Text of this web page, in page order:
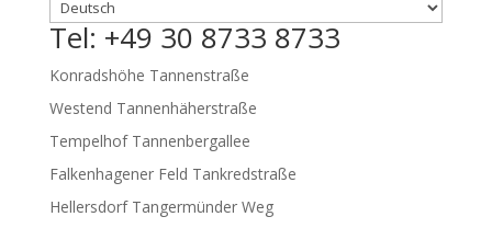
Tel: +49 30 8733 8733
Konradshöhe Tannenstraße
Westend Tannenhäherstraße
Tempelhof Tannenbergallee
Falkenhagener Feld Tankredstraße
Hellersdorf Tangermünder Weg